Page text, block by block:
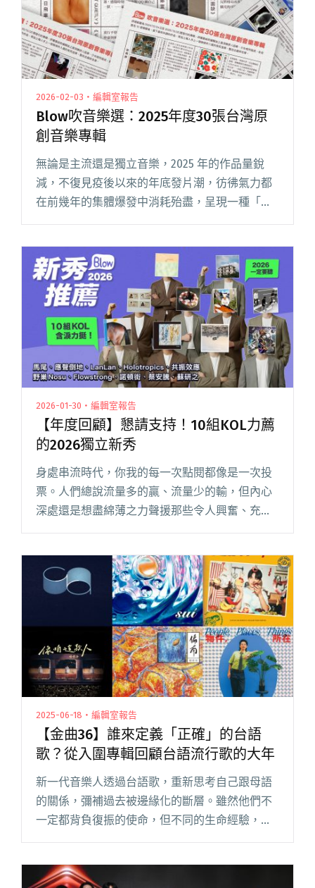
2026-02-03・編輯室報告
Blow吹音樂選：2025年度30張台灣原
創音樂專輯
無論是主流還是獨立音樂，2025 年的作品量銳
減，不復見疫後以來的年底發片潮，彷彿氣力都
在前幾年的集體爆發中消耗殆盡，呈現一種「安
靜離職」的錯覺。如此氛圍，也意外地與落日飛
後的動物式感傷閱讀全文 "Blow吹音樂選：2025
年度30張台灣原創音樂專輯"
2026-01-30・編輯室報告
【年度回顧】懇請支持！10組KOL力薦
的2026獨立新秀
身處串流時代，你我的每一次點閱都像是一次投
票。人們總說流量多的贏、流量少的輸，但內心
深處還是想盡綿薄之力聲援那些令人興奮、充滿
可能性的新聲音。 轉眼來到 2026 年，今年度的
體，各自推薦閱讀全文 "【年度回顧】懇請支
持！10組KOL力薦的2026獨立新秀"
2025-06-18・編輯室報告
【金曲36】誰來定義「正確」的台語
歌？從入圍專輯回顧台語流行歌的大年
新一代音樂人透過台語歌，重新思考自己跟母語
的關係，彌補過去被邊緣化的斷層。雖然他們不
一定都背負復振的使命，但不同的生命經驗，確
是能否允許在創作裡，保留一點自閱讀全文